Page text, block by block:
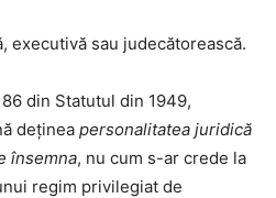
executivă sau judecătorească.
din Statutul din 1949,
deținea personalitatea juridică
însemna, nu cum s-ar crede la
regim privilegiat de